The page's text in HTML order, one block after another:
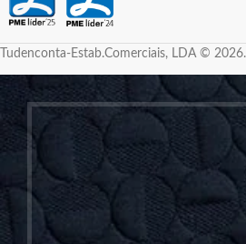
Tudenconta-Estab.Comerciais, LDA ©